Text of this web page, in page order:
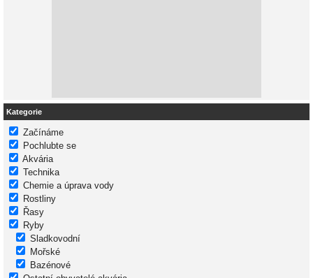
Kategorie
Začínáme
Pochlubte se
Akvária
Technika
Chemie a úprava vody
Rostliny
Řasy
Ryby
Sladkovodní
Mořské
Bazénové